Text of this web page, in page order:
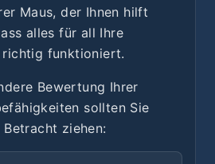
Maus, der Ihnen hilft
alles für all Ihre
richtig funktioniert.
Bewertung Ihrer
sollten Sie
ziehen: